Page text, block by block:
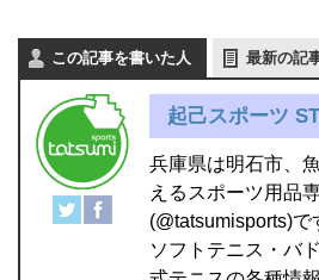
この記事を書いた人 最新の記
起己スポーツ
兵庫県は明石市、
えるスポーツ用品
(@tatsumisports)で
ソフトテニス・バ